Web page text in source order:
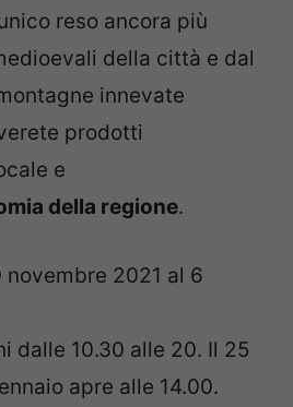
reso ancora più
della città e dal
innevate
prodotti
e
della regione.
novembre 2021 al 6
dalle 10.30 alle 20. Il 25
apre alle 14.00.